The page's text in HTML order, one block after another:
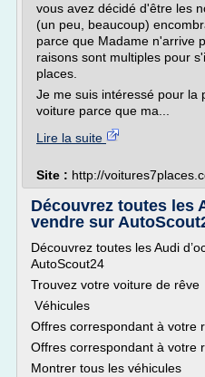
vous avez décidé d'être les
(un peu, beaucoup)
parce que Madame n'arrive
raisons sont multiples pour
places.
Je me suis intéressé pour la
voiture parce que ma...
Lire la suite
Site : http://
Découvrez toutes les
vendre sur
Découvrez toutes les Audi
AutoScout24
Trouvez votre voiture de rêve
Véhicules
Offres correspondant à votre
Offres correspondant à votre
Montrer tous les véhicules